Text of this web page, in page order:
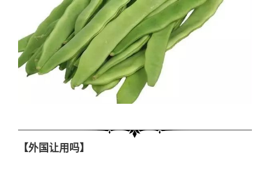
【外国让用吗】